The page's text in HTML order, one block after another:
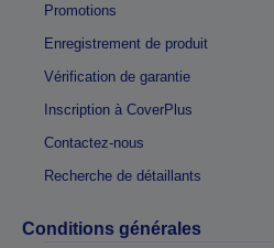
Promotions
Enregistrement de produit
Vérification de garantie
Inscription à CoverPlus
Contactez-nous
Recherche de détaillants
Conditions générales